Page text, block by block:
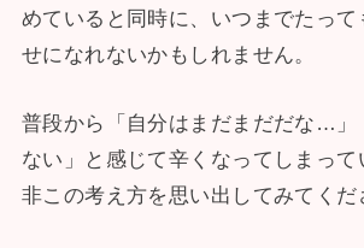
めていると同時に、いつまでたっ
せになれないかもしれません。
普段から「自分はまだまだだな…」
ない」と感じて辛くなってしまって
非この考え方を思い出してみてくだ